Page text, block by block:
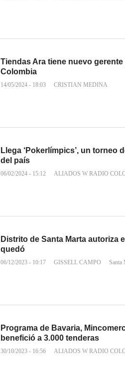
Tiendas Ara tiene nuevo
Colombia
14/05/2024 - 18:03 CRISTIAN MEDINA
Llega ‘Pokerlímpics’, un
del país
06/02/2024 - 15:12 ALIADOS W RADIO
Distrito de Santa Marta autoriza
quedó
06/12/2023 - 10:17 GISSELL CAMPO Santa
Programa de Bavaria,
benefició a 3.000 tenderas
30/10/2023 - 16:56 ALIADOS W RADIO